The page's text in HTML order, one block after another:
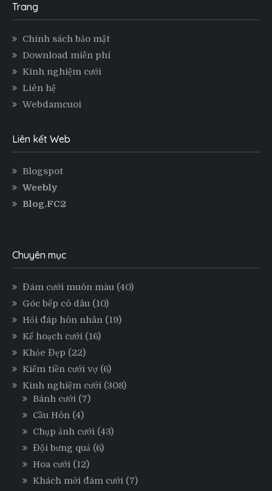
Trang
Chính sách bảo mật
Download miễn phí
Kinh nghiệm cưới
Liên hệ
Webdamcuoi
Liên kết Web
Blogspot
Weebly
Blog.FC2
Chuyên mục
Đám cưới muôn màu (40)
Góc bếp cô dâu (10)
Hỏi đáp hôn nhân (19)
Kế hoạch cưới (16)
Khỏe Đẹp (22)
Kiếm tiền cưới vợ (6)
Kinh nghiệm cưới (308)
Bánh cưới (7)
Cầu Hôn (4)
Chụp ảnh cưới (43)
Đội bưng quả (6)
Hoa cưới (12)
Khách mời đám cưới (7)